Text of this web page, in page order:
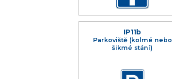
IP11b
Parkoviště (kolmé nebo
šikmé stání)